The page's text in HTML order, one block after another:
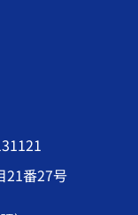
21番27号